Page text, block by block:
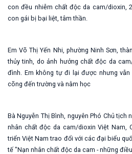
con đều nhiễm chất độc da cam/dioxin,
con gái bị bại liệt, tâm thần.
Em Võ Thị Yến Nhi, phường Ninh Sơn,
thủy tinh, do ảnh hưởng chất độc da
đình. Em không tự đi lại được nhưng
cõng đến trường và nằm học
Bà Nguyễn Thị Bình, nguyên Phó Chủ tịch
nhân chất độc da cam/dioxin Việt Nam,
triển Việt Nam trao đổi với các đại biểu
tế "Nạn nhân chất độc da cam - những